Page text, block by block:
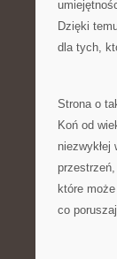
Dzięki
dla tych,
Strona o
Koń od
które
co